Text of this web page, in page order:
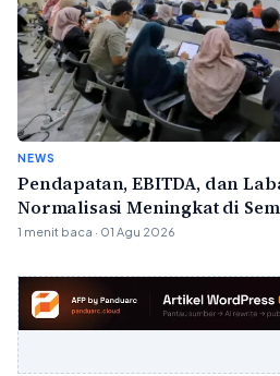
NEWS
Pendapatan, EBITDA, dan
Normalisasi Meningkat di
1 menit baca · 01 Agu 2026